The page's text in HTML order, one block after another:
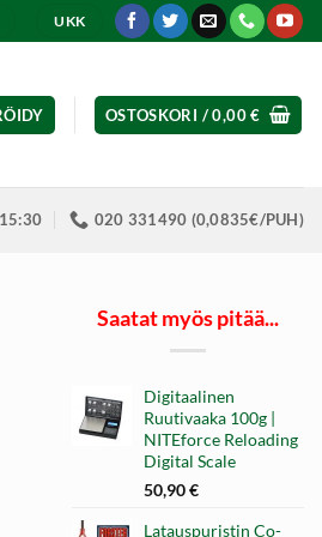
UKK
OSTOSKORI /0,00€
020 331490 (0,0835€/PUH)
Saatat myös pitää...
Digitaalinen
Ruutivaaka 100g |
NITEforce Reloading
Digital Scale
50,90€
Latauspuristin Co-